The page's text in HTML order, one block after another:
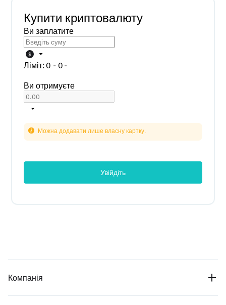
Купити криптовалюту
Ви заплатите
$
Ліміт: 0 - 0 -
Ви отримуєте
Можна додавати лише власну картку.
Увійдіть
Компанія